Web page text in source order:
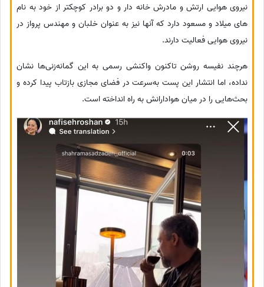
نیروی هوایی ارتش و مادرش خانه دار و دو برادر کوچکتر از خود به نام
های میلاد و مسعود دارد که آنها نیز به عنوان خلبان و مهندس پرواز در
نیروی هوایی فعالیت دارند.
هرچند نفیسه روشن تاکنون واکنشی رسمی به این گمانه‌زنی‌ها نشان
نداده، اما انتشار این پست به‌سرعت در فضای مجازی بازتاب پیدا کرده و
بحث‌هایی را در میان هوادارانش به راه انداخته است.